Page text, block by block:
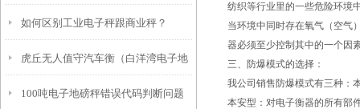
用？
如何区别工业电子秤跟商业秤？
虎丘无人值守汽车衡（白洋湾电子地
磅）相城电子汽车衡维修
100吨电子地磅秤错误代码判断问题
纺织等行业里的一些危险环境
当环境中同时存在氧气（空气
器必须至少控制其中的一个因
三、防爆模式的选择：
我公司销售防爆模式有三种：
本安型：对电子衡器的所有部